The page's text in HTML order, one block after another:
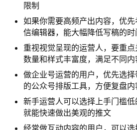
限制
如果你需要高频产出内容，优
信编辑器，能大幅降低写稿的
重视视觉呈现的运营人，要重
数量和样式丰富度，满足不同
做企业号运营的用户，优先选
的公众号排版工具，方便复盘内
新手运营人可以选择上手门槛
就能快速做出美观的推文
经常做互动内容的用户，可以